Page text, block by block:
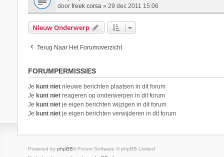
door freek corsa» 29 dec 2011 15:06
Nieuw Onderwerp
Terug Naar Het Forumoverzicht
FORUMPERMISSIES
Je kunt nietnieuwe berichten plaatsen in dit forum
Je kunt nietreageren op onderwerpen in dit forum
Je kunt nietje eigen berichten wijzigen in dit forum
Je kunt nietje eigen berichten verwijderen in dit forum
Powered by phpBB® Forum Software © phpBB Limited